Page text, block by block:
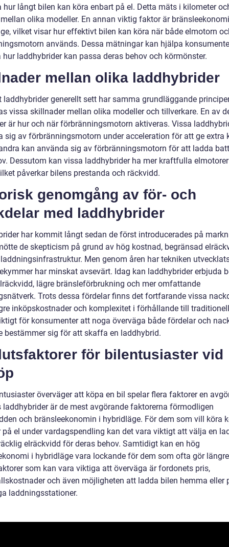
hur långt bilen kan köra enbart på el. Detta mäts i kilometer
olika modeller. En annan viktig faktor är
vilket visar hur effektivt bilen kan köra när både elmotorn
används. Dessa mätningar kan hjälpa
hur laddhybrider kan passa deras behov och körmönster.
mellan olika laddhybrider
laddhybrider generellt sett har samma grundläggande
vissa skillnader mellan olika modeller och tillverkare. En av
är hur och när förbränningsmotorn aktiveras. Vissa
sig av förbränningsmotorn under acceleration för att ge extra
kan använda sig av förbränningsmotorn för att ladda
Dessutom kan vissa laddhybrider ha mer kraftfulla
påverkar bilens prestanda och räckvidd.
genomgång av för- och
med laddhybrider
har kommit långt sedan de först introducerades på
de skepticism på grund av hög kostnad, begränsad
Men genom åren har tekniken
har minskat avsevärt. Idag kan laddhybrider erbjuda
lägre bränsleförbrukning och mer omfattande
Trots dessa fördelar finns det fortfarande vissa
inköpskostnader och komplexitet i förhållande till
för konsumenter att noga överväga både fördelar och
bestämmer sig för att skaffa en laddhybrid.
för bilentusiaster vid
överväger att köpa en bil spelar flera faktorer en
laddhybrider är de mest avgörande faktorerna förmodligen
och bränsleekonomin i hybridläge. För dem som vill köra
på el under vardagspendling kan det vara viktigt att välja en
elräckvidd för deras behov. Samtidigt kan en hög
i hybridläge vara lockande för dem som ofta gör
som kan vara viktiga att överväga är fordonets pris,
och även möjligheten att ladda bilen hemma eller
laddningsstationer.